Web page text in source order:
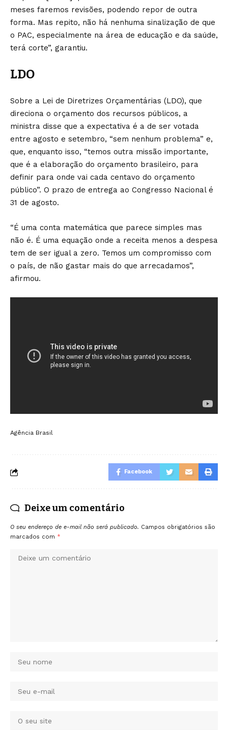
meses faremos revisões, podendo repor de outra
forma. Mas repito, não há nenhuma sinalização de que
o PAC, especialmente na área de educação e da saúde,
terá corte”, garantiu.
LDO
Sobre a Lei de Diretrizes Orçamentárias (LDO), que
direciona o orçamento dos recursos públicos, a
ministra disse que a expectativa é a de ser votada
entre agosto e setembro, “sem nenhum problema” e,
que, enquanto isso, “temos outra missão importante,
que é a elaboração do orçamento brasileiro, para
definir para onde vai cada centavo do orçamento
público”. O prazo de entrega ao Congresso Nacional é
31 de agosto.
“É uma conta matemática que parece simples mas
não é. É uma equação onde a receita menos a despesa
tem de ser igual a zero. Temos um compromisso com
o país, de não gastar mais do que arrecadamos”,
afirmou.
Agência Brasil
Facebook
Deixe um comentário
O seu endereço de e-mail não será publicado. Campos obrigatórios são
marcados com *